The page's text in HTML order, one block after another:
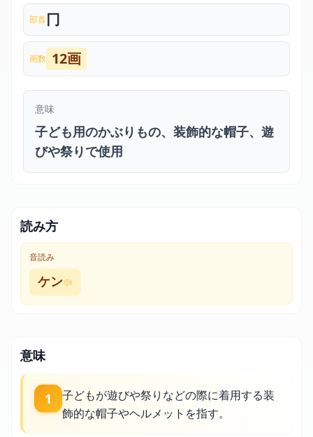
部首 冂
画数 12画
意味
子ども用のかぶりもの、装飾的な帽子、遊
びや祭りで使用
読み方
音読み
ケン
意味
1
子どもが遊びや祭りなどの際に着用する装
飾的な帽子やヘルメットを指す。